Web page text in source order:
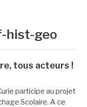
hist-geo
tous acteurs !
participe au projet
Scolaire. A ce